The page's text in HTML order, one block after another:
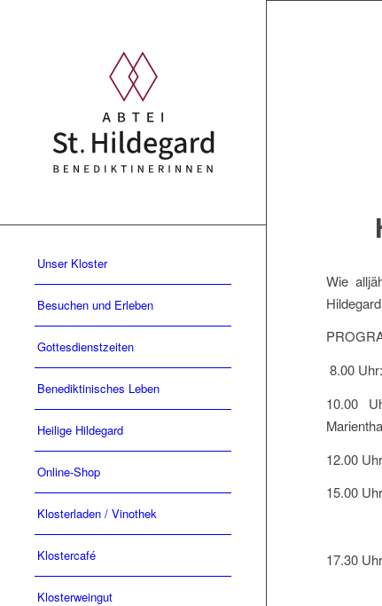
Unser Kloster
Besuchen und Erleben
Gottesdienstzeiten
Benediktinisches Leben
Heilige Hildegard
Online-Shop
Klosterladen / Vinothek
Klostercafé
Klosterweingut
Wie
8.00
10.00
12.00
15.00
17.30